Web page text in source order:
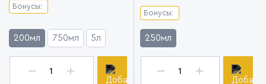
Бонусы:
200мл 750мл 5л
Бонусы:
250мл